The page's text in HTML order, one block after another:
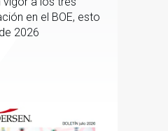
en el BOE, esto
2026